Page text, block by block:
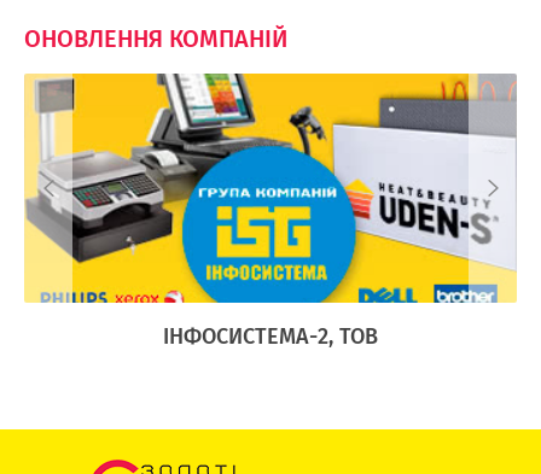
ОНОВЛЕННЯ КОМПАНІЙ
ІНФОСИСТЕМА-2, ТОВ